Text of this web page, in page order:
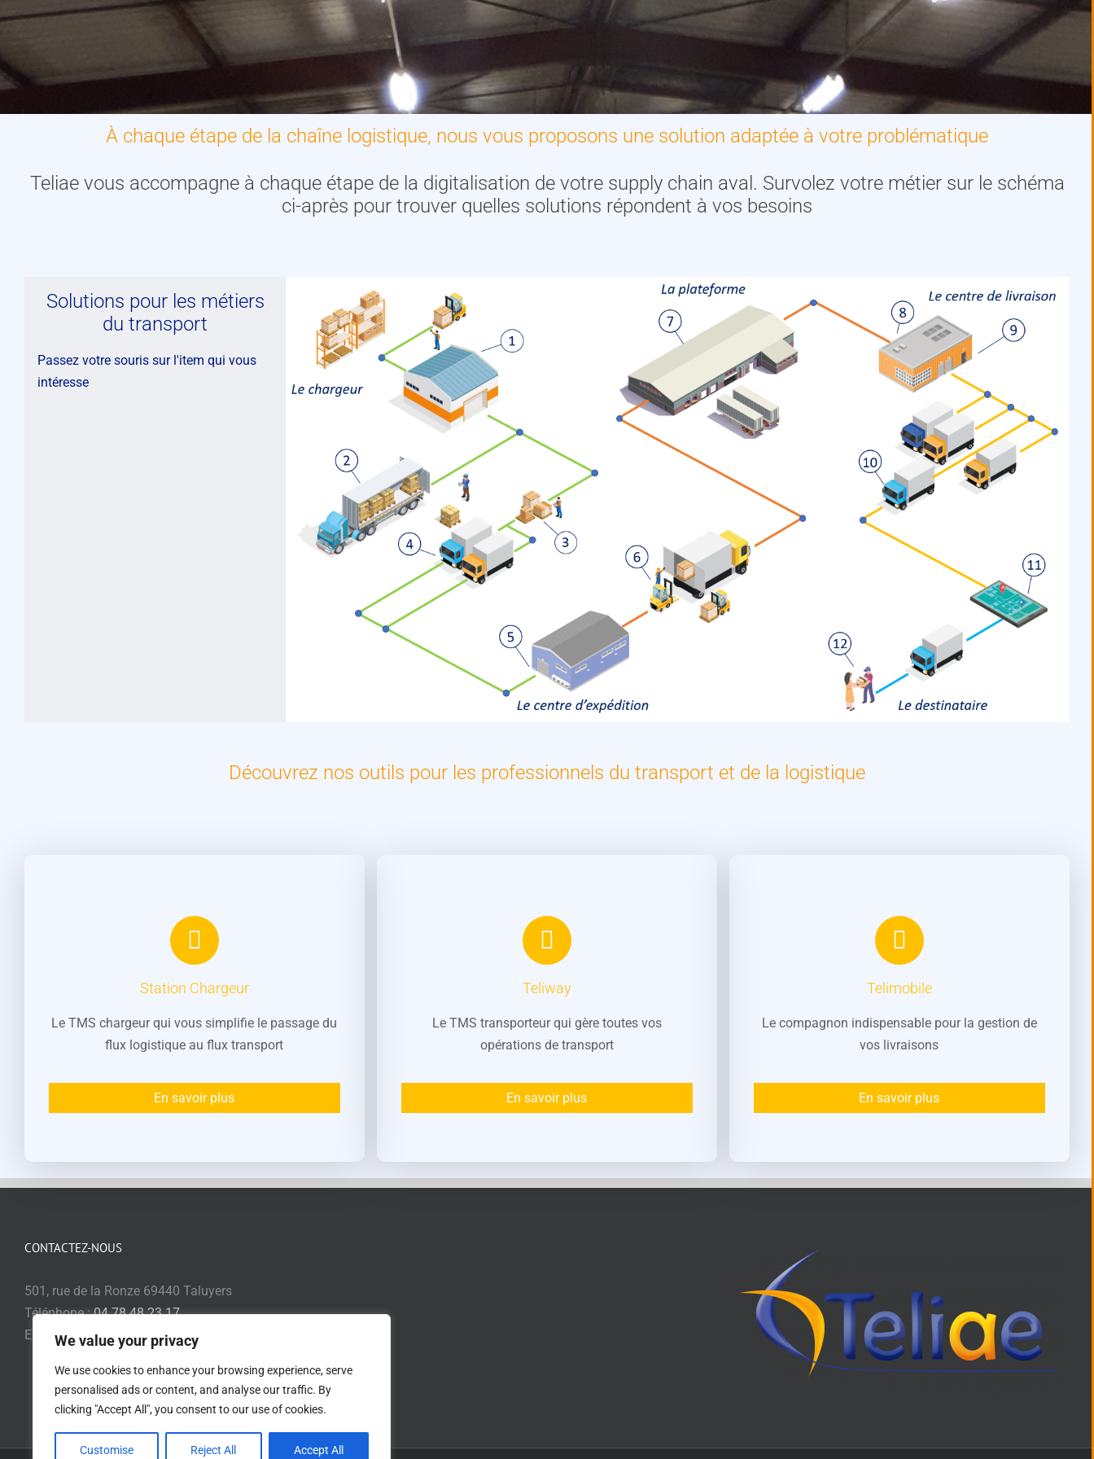
We value your privacy
We use cookies to enhance your browsing experience, serve
personalised ads or content, and analyse our traffic. By
clicking "Accept All", you consent to our use of cookies.
Customise Reject All Accept All
À chaque étape de la chaîne logistique, nous vous proposons une solution adaptée à votre problématique
Teliae vous accompagne à chaque étape de la digitalisation de votre supply chain aval. Survolez votre métier sur le schéma
ci-après pour trouver quelles solutions répondent à vos besoins
Solutions pour les métiers
du transport
Passez votre souris sur l'item qui vous
intéresse
Découvrez nos outils pour les professionnels du transport et de la logistique
Station Chargeur
Le TMS chargeur qui vous simplifie le passage du
flux logistique au flux transport
En savoir plus
Teliway
Le TMS transporteur qui gère toutes vos
opérations de transport
En savoir plus
Telimobile
Le compagnon indispensable pour la gestion de
vos livraisons
En savoir plus
CONTACTEZ-NOUS
501, rue de la Ronze 69440 Taluyers
Téléphone :04.78.48.23.17
Email:commerce@teliae.fr